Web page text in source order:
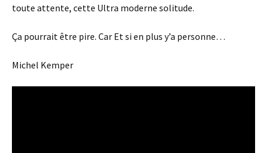
toute attente, cette Ultra moderne solitude.
Ça pourrait être pire. Car Et si en plus y’a personne…
Michel Kemper